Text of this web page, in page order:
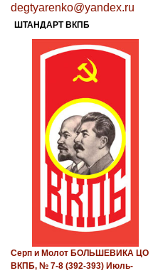
degtyarenko@yandex.ru
ШТАНДАРТ ВКПБ
Серп и Молот БОЛЬШЕВИКА ЦО
ВКПБ, № 7-8 (392-393) Июль-